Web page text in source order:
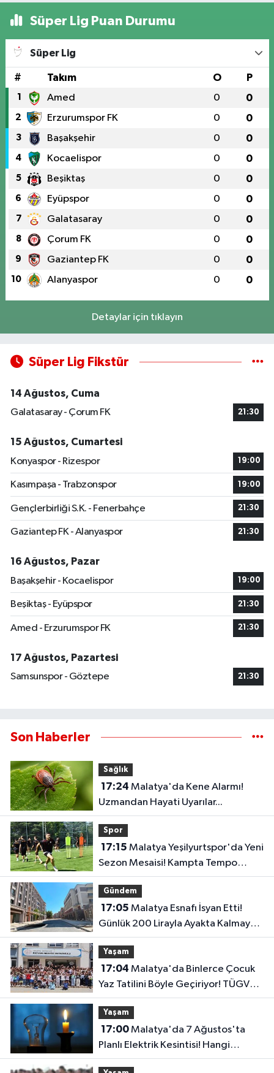
Süper Lig Puan Durumu
Süper Lig
# Takım O P
1 Amed 0 0
2 Erzurumspor FK 0 0
3 Başakşehir 0 0
4 Kocaelispor 0 0
5 Beşiktaş 0 0
6 Eyüpspor 0 0
7 Galatasaray 0 0
8 Çorum FK 0 0
9 Gaziantep FK 0 0
10 Alanyaspor 0 0
Detaylar için tıklayın
Süper Lig Fikstür
14 Ağustos, Cuma
Galatasaray - Çorum FK
21:30
15 Ağustos, Cumartesi
Konyaspor - Rizespor
19:00
Kasımpaşa - Trabzonspor 19:00
Gençlerbirliği S.K. - Fenerbahçe 21:30
Gaziantep FK - Alanyaspor 21:30
16 Ağustos, Pazar
Başakşehir - Kocaelispor
19:00
Beşiktaş - Eyüpspor 21:30
Amed - Erzurumspor FK 21:30
17 Ağustos, Pazartesi
Samsunspor - Göztepe
21:30
Son Haberler
Sağlık
17:24
Uzmandan Hayati Uyarılar...
Spor
17:15
Sezon Mesaisi! Kampta Tempo
Zirveye Çıktı
Gündem
17:05
Günlük 200 Lirayla Ayakta Kalmaya
Çalışıyoruz
Yaşam
17:04
Yaz Tatilini Böyle Geçiriyor! TÜGVA
Yaz Okulları Yoğun İlgi Görüyor
Yaşam
17:00Malatya'da 7 Ağustos'ta
Planlı Elektrik Kesintisi! Hangi
Mahallelerde Elektrikler